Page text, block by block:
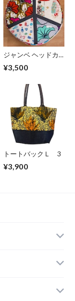
ジャンベ ヘッドカ
Africa×Japan
¥3,500
トートバックＬ 3
¥3,900